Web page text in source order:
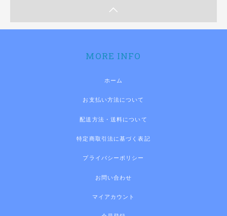
MORE INFO
ホーム
お支払い方法について
配送方法・送料について
特定商取引法に基づく表記
プライバシーポリシー
お問い合わせ
マイアカウント